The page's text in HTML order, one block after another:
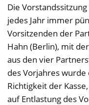
Die
jedes Jahr immer
Vorsitzenden der
Hahn (Berlin), mit
aus den vier
des Vorjahres
Richtigkeit der
auf Entlastung des